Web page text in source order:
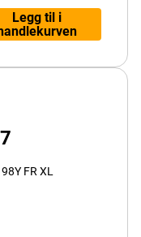
Legg til i
handlekurven
FR XL